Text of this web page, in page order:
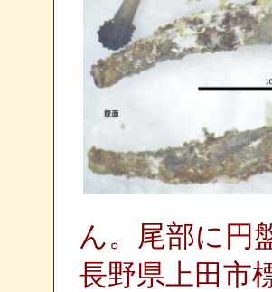
ん。尾部に円
長野県上田市